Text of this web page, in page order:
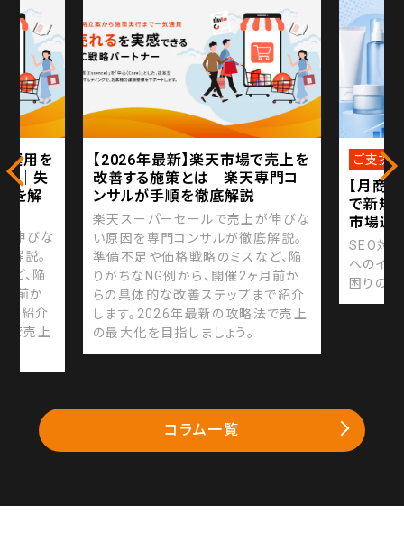
運用を
説｜失
を解
伸びな
解説。
ど、陥
月前か
で紹介
で売上
【2026年最新】楽天市場で売上を
改善する施策とは｜楽天専門コ
ンサルが手順を徹底解説
楽天スーパーセールで売上が伸びな
い原因を専門コンサルが徹底解説。
準備不足や価格戦略のミスなど、陥
りがちなNG例から、開催2ヶ月前か
らの具体的な改善ステップまで紹介
します。2026年最新の攻略法で売上
の最大化を目指しましょう。
ご支援
【月商
で新規
市場運
SEO対
へのイ
困りの状
コラム一覧